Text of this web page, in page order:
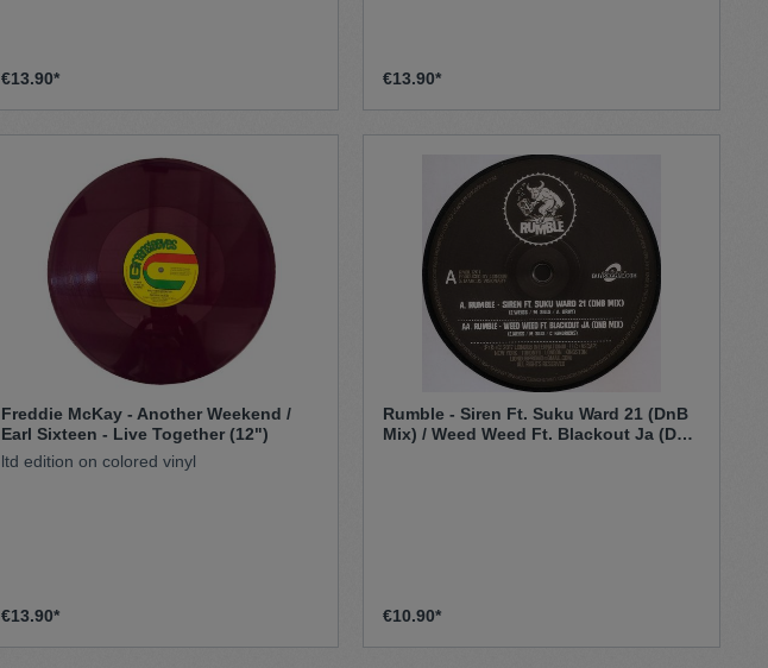
€13.90* €13.90*
Freddie McKay - Another Weekend /
Earl Sixteen - Live Together (12")
ltd edition on colored vinyl
€13.90*
Rumble - Siren Ft. Suku Ward 21 (DnB
Mix) / Weed Weed Ft. Blackout Ja (DnB
€10.90*